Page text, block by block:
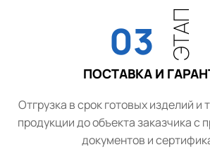
03 ЭТАП
ПОСТАВКА И
Отгрузка в срок готовых изделий и
продукции до объекта заказчика с
документов и